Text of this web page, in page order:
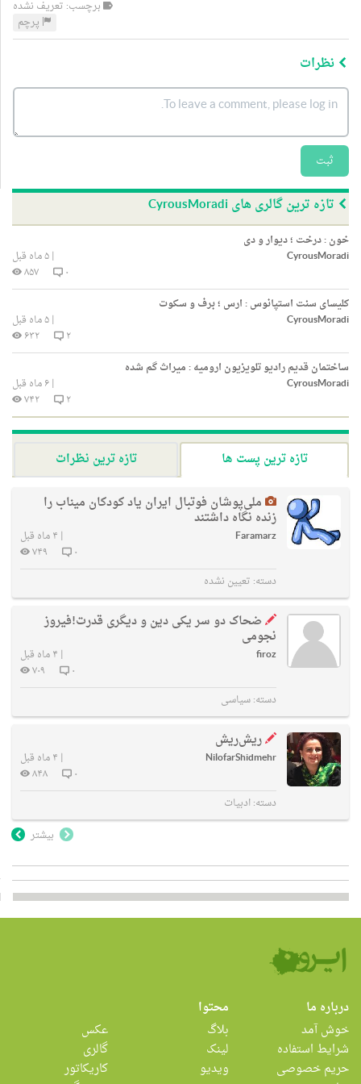
برچسب: تعریف نشده
پرچم
نظرات
ثبت
تازه ترین گالری های CyrousMoradi
خون : درخت ؛ دیوار و دی
CyrousMoradi
|۵ ماه قبل
۰
۸۵۷
کلیسای سنت استپانوس : ارس ؛ برف و سکوت
CyrousMoradi
|۵ ماه قبل
۲
۶۳۲
ساختمان قدیم رادیو تلویزیون ارومیه : میراث گم شده
CyrousMoradi
|۶ ماه قبل
۲
۷۴۲
تازه ترین پست ها
تازه ترین نظرات
ملی‌پوشان فوتبال ایران یاد کودکان میناب را
زنده نگاه داشتند
Faramarz
| ۴ ماه قبل
۰
۷۴۹
دسته: تعیین نشده
ضحاک دو سر یکی دین و دیگری قدرت!فیروز
نجومی
firoz
| ۴ ماه قبل
۰
۷۰۹
دسته:سیاسی
ریش‌ریش
NilofarShidmehr
| ۴ ماه قبل
۰
۸۴۸
دسته:ادبیات
بیشتر
درباره ما
خوش آمد
شرایط استفاده
حریم خصوصی
محتوا
بلاگ
لینک
ویدیو
عکس
گالری
کاریکاتور